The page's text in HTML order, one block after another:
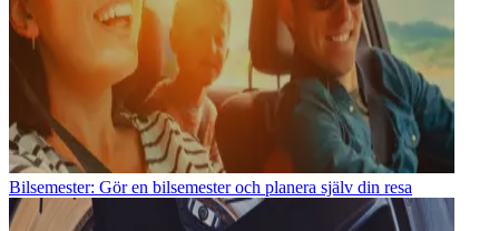
Bilsemester: Gör en bilsemester och planera själv din resa